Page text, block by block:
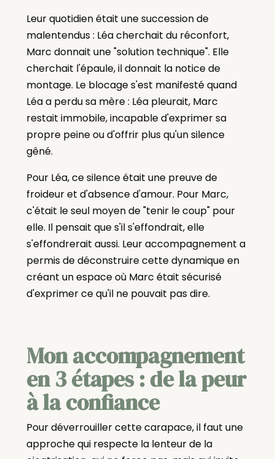
Leur quotidien était une succession de
malentendus : Léa cherchait du réconfort,
Marc donnait une "solution technique". Elle
cherchait l'épaule, il donnait la notice de
montage. Le blocage s'est manifesté quand
Léa a perdu sa mère : Léa pleurait, Marc
restait immobile, incapable d'exprimer sa
propre peine ou d'offrir plus qu'un silence
gêné.
Pour Léa, ce silence était une preuve de
froideur et d'absence d'amour. Pour Marc,
c'était le seul moyen de "tenir le coup" pour
elle. Il pensait que s'il s'effondrait, elle
s'effondrerait aussi. Leur accompagnement a
permis de déconstruire cette dynamique en
créant un espace où Marc était sécurisé
d'exprimer ce qu'il ne pouvait pas dire.
Mon accompagnement
en 3 étapes : de la peur
à la confiance
Pour déverrouiller cette carapace, il faut une
approche qui respecte la lenteur de la